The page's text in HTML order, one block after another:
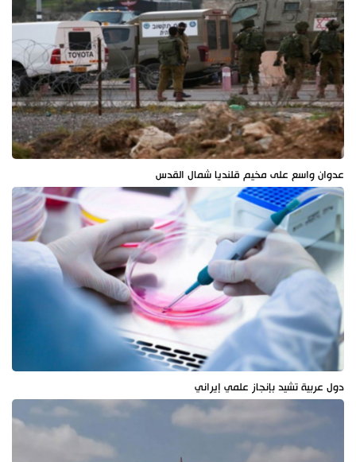
عدوان واسع على مخيم قلنديا شمال القدس
دول عربية تشيد بإنجاز علمي إيراني